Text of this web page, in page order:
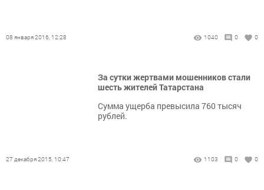
08 января 2016, 12:28 1040 0 0
За сутки жертвами мошенников стали
шесть жителей Татарстана
Сумма ущерба превысила 760 тысяч
рублей.
27 декабря 2015, 10:47 1103 0 0